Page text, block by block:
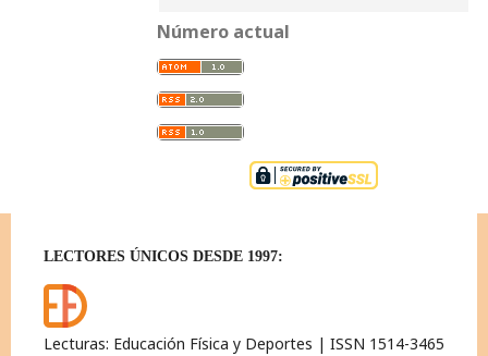
Número actual
LECTORES ÚNICOS DESDE 1997:
Lecturas: Educación Física y Deportes | ISSN 1514-3465